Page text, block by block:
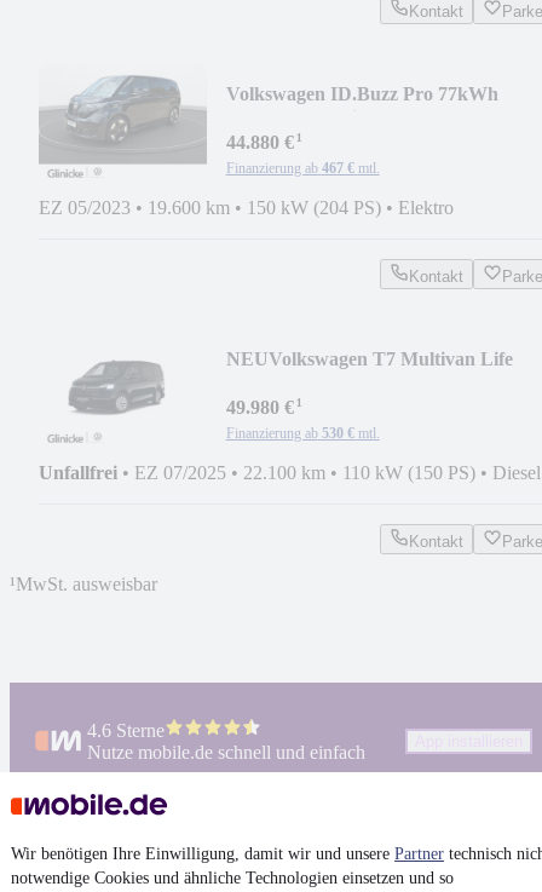
Wir benötigen Ihre Einwilligung, damit wir und unsere Partner technisch
notwendige Cookies und ähnliche Technologien einsetzen und so
Kontakt
Volkswagen ID.Buzz Pro 77kWh
44.880 €¹
Finanzierung ab 467 € mtl.
EZ 05/2023 • 19.600 km • 150 kW (204 PS) • Elektro
Kontakt
NEUVolkswagen T7 Multivan Life
49.980 €¹
Finanzierung ab 530 € mtl.
Unfallfrei • EZ 07/2025 • 22.100 km • 110 kW (150 PS) • Diesel
Kontakt
¹MwSt. ausweisbar
4.6 Sterne
Nutze mobile.de schnell und einfach
AGB